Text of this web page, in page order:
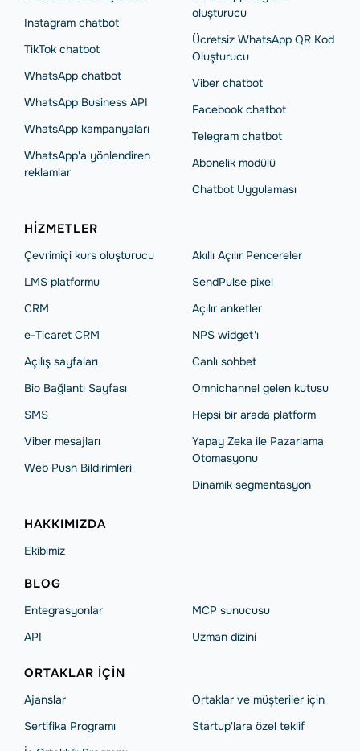
Instagram chatbot
TikTok chatbot
WhatsApp chatbot
WhatsApp Business API
WhatsApp kampanyaları
WhatsApp'a yönlendiren
reklamlar
oluşturucu
Ücretsiz WhatsApp QR Kod
Oluşturucu
Viber chatbot
Facebook chatbot
Telegram chatbot
Abonelik modülü
Chatbot Uygulaması
HIZMETLER
Çevrimiçi kurs oluşturucu
LMS platformu
CRM
e-Ticaret CRM
Açılış sayfaları
Bio Bağlantı Sayfası
SMS
Viber mesajları
Web Push Bildirimleri
Akıllı Açılır Pencereler
SendPulse pixel
Açılır anketler
NPS widget'ı
Сanlı sohbet
Omnichannel gelen kutusu
Hepsi bir arada platform
Yapay Zeka ile Pazarlama
Otomasyonu
Dinamik segmentasyon
HAKKIMIZDA
Ekibimiz
BLOG
Entegrasyonlar
API
MCP sunucusu
Uzman dizini
ORTAKLAR IÇIN
Ajanslar
Sertifika Programı
Ortaklar ve müşteriler için
Startup'lara özel teklif